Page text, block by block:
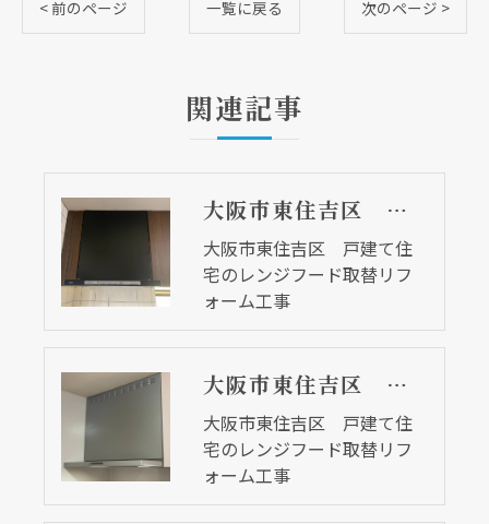
< 前のページ 一覧に戻る 次のページ >
関連記事
大阪市東住吉区 戸建て住宅のレンジフード取替リフォーム工事
大阪市東住吉区 戸建て住
宅のレンジフード取替リフ
ォーム工事
大阪市東住吉区 戸建て住宅のレンジフード取替リフォーム工事
大阪市東住吉区 戸建て住
宅のレンジフード取替リフ
ォーム工事